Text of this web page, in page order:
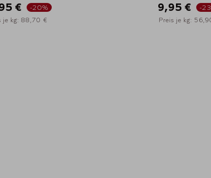
€ -20%
je kg: 88,70 €
9,95 € -
Preis je kg: